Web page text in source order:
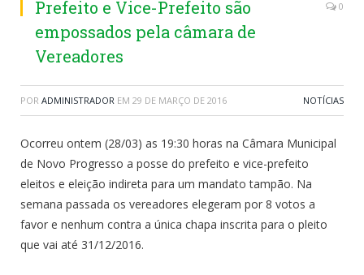
Prefeito e Vice-Prefeito são
empossados pela câmara de
Vereadores
0
POR ADMINISTRADOR EM 29 DE MARÇO DE 2016 NOTÍCIAS
Ocorreu ontem (28/03) as 19:30 horas na Câmara Municipal
de Novo Progresso a posse do prefeito e vice-prefeito
eleitos e eleição indireta para um mandato tampão. Na
semana passada os vereadores elegeram por 8 votos a
favor e nenhum contra a única chapa inscrita para o pleito
que vai até 31/12/2016.